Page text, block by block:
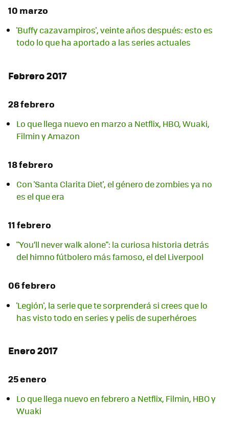
10 marzo
'Buffy cazavampiros', veinte años después: esto es
todo lo que ha aportado a las series actuales
Febrero 2017
28 febrero
Lo que llega nuevo en marzo a Netflix, HBO, Wuaki,
Filmin y Amazon
18 febrero
Con 'Santa Clarita Diet', el género de zombies ya no
es el que era
11 febrero
"You’ll never walk alone": la curiosa historia detrás
del himno fútbolero más famoso, el del Liverpool
06 febrero
'Legión', la serie que te sorprenderá si crees que lo
has visto todo en series y pelis de superhéroes
Enero 2017
25 enero
Lo que llega nuevo en febrero a Netflix, Filmin, HBO y
Wuaki